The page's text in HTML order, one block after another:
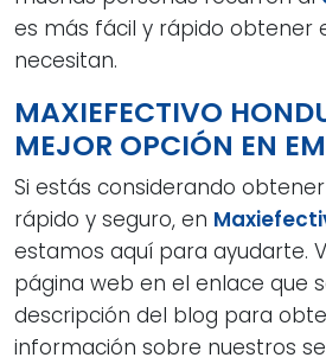
es más fácil y rápido obtener
necesitan.
MAXIEFECTIVO
MEJOR OPCIÓN EN
Si estás considerando
rápido y seguro, en
estamos aquí para ayudarte.
página web en el enlace que
descripción del blog para
información sobre nuestros